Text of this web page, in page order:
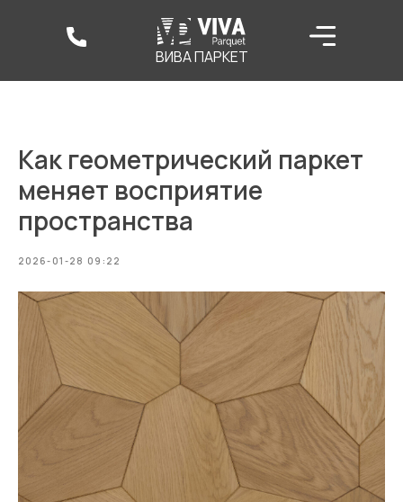
ВИВА ПАРКЕТ
Как геометрический паркет
меняет восприятие
пространства
2026-01-28 09:22